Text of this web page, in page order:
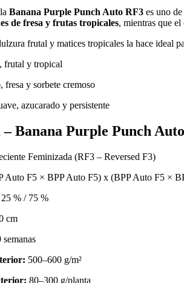
Banana Purple Punch Auto RF3 es uno
de fresa y frutas tropicales, mientras que
frutal y matices tropicales la hace ideal
frutal y tropical
fresa y sorbete cremoso
azucarado y persistente
Banana Purple Punch
Feminizada (RF3 – Reversed F3)
Auto F5 × BPP Auto F5) x (BPP Auto F5 ×
25 % / 75 %
cm
semanas
500–600 g/m²
80–300 g/planta